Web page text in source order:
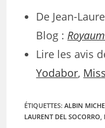
De Jean-
Blog :
Lire les avis
Yodabor,
ÉTIQUETTES:ALBIN
LAURENT DEL SOCORRO,